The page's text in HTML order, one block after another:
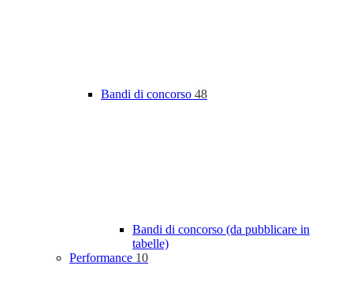
Bandi di concorso 48
Bandi di concorso (da pubblicare in
tabelle)
Performance 10